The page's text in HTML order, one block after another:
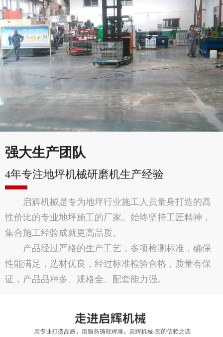
强大生产团队
4年专注地坪机械研磨机生产经验
启辉机械是专为地坪行业施工人员量身打造的高
性价比的专业地坪施工的厂家。始终坚持工匠精神，
集合施工经验成就更高品质。
产品经过严格的生产工艺，多项检测标准，确保
性能满足，选材优良，经过标准检验合格，质量有保
证，产品品种多、规格全、配套能力强。